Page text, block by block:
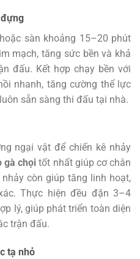
sàn khoảng 15–20 phút
mạch, tăng sức bền và khả
đấu. Kết hợp chạy bền với
nhanh, tăng cường thể lực
sẵn sàng thi đấu tại nhà.
ngại vật để chiến kê nhảy
gà chọi tốt nhất giúp cơ chân
còn giúp tăng linh hoạt,
Thực hiện đều đặn 3–4
lý, giúp phát triển toàn diện
trận đấu.
tạ nhỏ